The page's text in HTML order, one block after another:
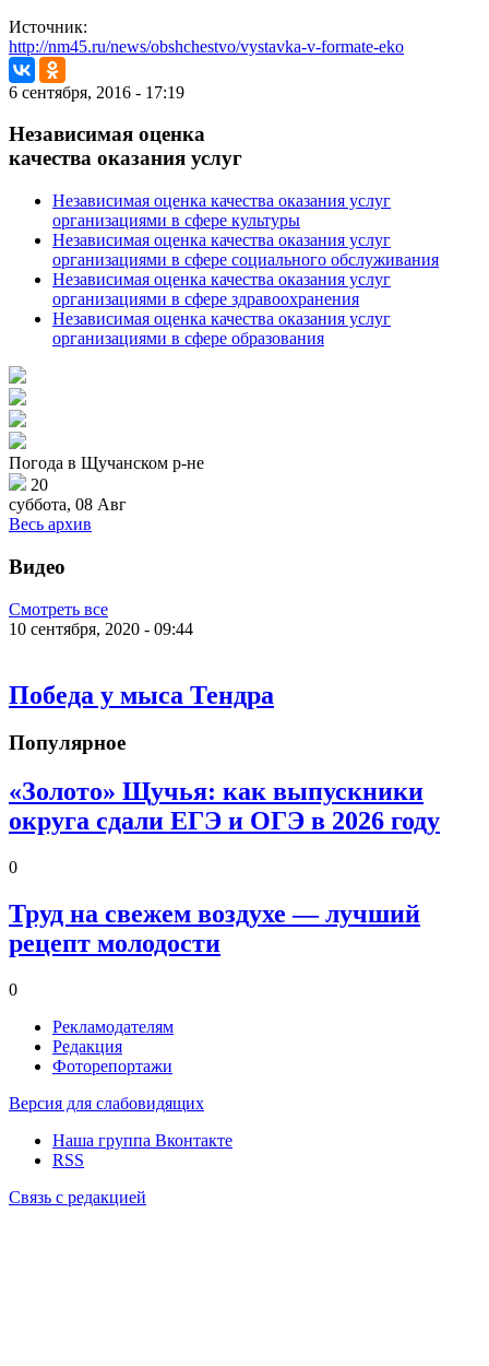
Источник:
http://nm45.ru/news/obshchestvo/vystavka-v-formate-eko
6 сентября, 2016 - 17:19
Независимая оценка
качества оказания услуг
Независимая оценка качества оказания услуг
организациями в сфере культуры
Независимая оценка качества оказания услуг
организациями в сфере социального обслуживания
Независимая оценка качества оказания услуг
организациями в сфере здравоохранения
Независимая оценка качества оказания услуг
организациями в сфере образования
Погода в Щучанском р-не
20
суббота, 08 Авг
Весь архив
Видео
Смотреть все
10 сентября, 2020 - 09:44
Победа у мыса Тендра
Популярное
«Золото» Щучья: как выпускники
округа сдали ЕГЭ и ОГЭ в 2026 году
0
Труд на свежем воздухе — лучший
рецепт молодости
0
Рекламодателям
Редакция
Фоторепортажи
Версия для слабовидящих
Наша группа Вконтакте
RSS
Связь с редакцией